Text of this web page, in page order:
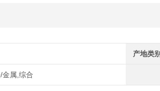
产地类别
金属,综合